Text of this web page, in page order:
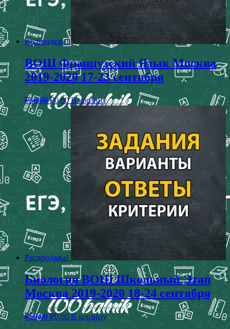
Распродажа!
ВОШ Французский Язык Москва
2019-2020 17-23 сентября
₽50,00 ₽0,00 В корзину
Распродажа!
Биология ВОШ Школьный Этап
Москва 2019-2020 18-24 сентября
₽50,00 ₽0,00 В корзину